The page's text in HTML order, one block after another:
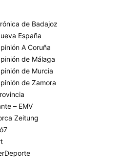
de Badajoz
España
A Coruña
de Málaga
de Murcia
de Zamora
– EMV
Zeitung